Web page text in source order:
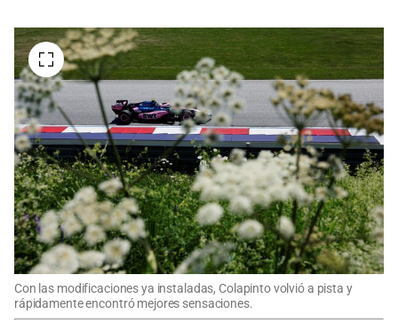
Con las modificaciones ya instaladas, Colapinto volvió a pista y
rápidamente encontró mejores sensaciones.